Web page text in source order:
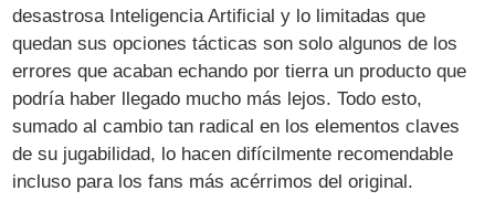
desastrosa Inteligencia Artificial y lo limitadas que
quedan sus opciones tácticas son solo algunos de los
errores que acaban echando por tierra un producto que
podría haber llegado mucho más lejos. Todo esto,
sumado al cambio tan radical en los elementos claves
de su jugabilidad, lo hacen difícilmente recomendable
incluso para los fans más acérrimos del original.